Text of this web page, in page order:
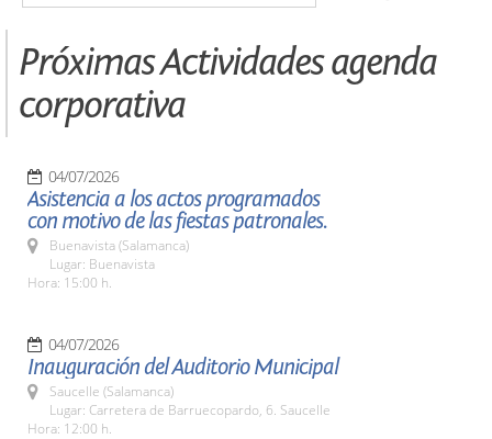
Próximas Actividades agenda
corporativa
04/07/2026
Asistencia a los actos programados
con motivo de las fiestas patronales.
Buenavista (Salamanca)
Lugar: Buenavista
Hora: 15:00 h.
04/07/2026
Inauguración del Auditorio Municipal
Saucelle (Salamanca)
Lugar: Carretera de Barruecopardo, 6. Saucelle
Hora: 12:00 h.